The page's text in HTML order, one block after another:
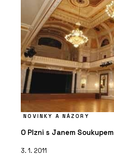
NOVINKY A NÁZORY
O Plzni s Janem Soukupem
3. 1. 2011